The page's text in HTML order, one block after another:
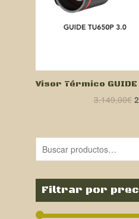
Visor Térmico
3.149,00€ El
Filtrar por